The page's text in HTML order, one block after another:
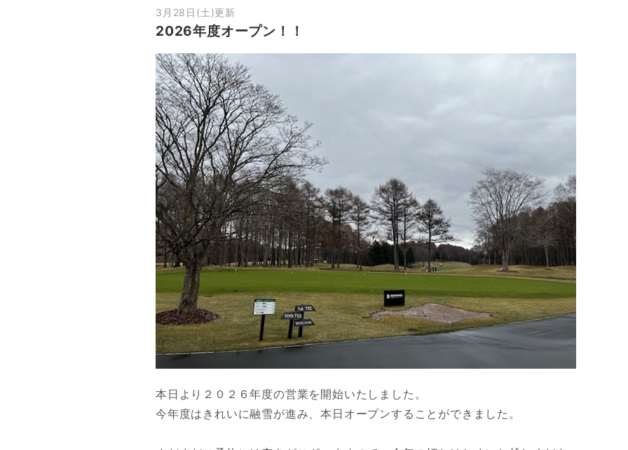
3月28日(土)更新
2026年度オープン！！
本日より２０２６年度の営業を開始いたしました。
今年度はきれいに融雪が進み、本日オープンすることができました。